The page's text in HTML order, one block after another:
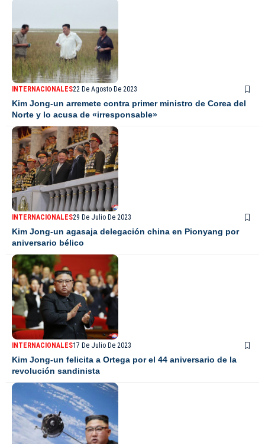
INTERNACIONALES22 De Agosto De 2023
Kim Jong-un arremete contra primer ministro de Corea del
Norte y lo acusa de «irresponsable»
INTERNACIONALES29 De Julio De 2023
Kim Jong-un agasaja delegación china en Pionyang por
aniversario bélico
INTERNACIONALES17 De Julio De 2023
Kim Jong-un felicita a Ortega por el 44 aniversario de la
revolución sandinista